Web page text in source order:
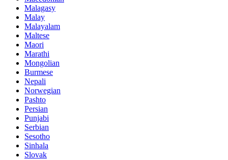
Malagasy
Malay
Malayalam
Maltese
Maori
Marathi
Mongolian
Burmese
Nepali
Norwegian
Pashto
Persian
Punjabi
Serbian
Sesotho
Sinhala
Slovak